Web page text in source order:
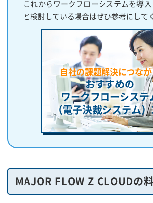
これからワークフローシステムを導入
と検討している場合はぜひ参考にして
自社の課題解決につな
おすすめの
ワークフローシステ
（電子決裁システム）
MAJOR FLOW Z CLOUDの